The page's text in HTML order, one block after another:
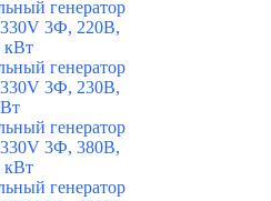
генератор
3Ф, 220В,
кВт
генератор
3Ф, 230В,
генератор
3Ф, 380В,
кВт
генератор